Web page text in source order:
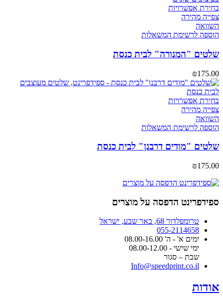
בחירת אפשרויות
צפייה מהירה
השוואה
הוספה לרשימת המשאלות
שלטים "המנורה" לבית כנסת
₪175.00
בחירת אפשרויות
צפייה מהירה
השוואה
הוספה לרשימת המשאלות
שלטים "מודים דרבנן" לבית כנסת
₪175.00
ספידפרינט הדפסה על מוצרים
טרומפלדור 68, באר שבע, ישראל
055-2114658
ימים א' - ה' 08.00-16.00
ימי שישי - 08.00-12.00
שבת – סגור
Info@speedprint.co.il
אודות